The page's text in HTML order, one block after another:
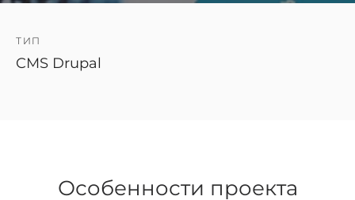
ТИП
CMS Drupal
Особенности проекта